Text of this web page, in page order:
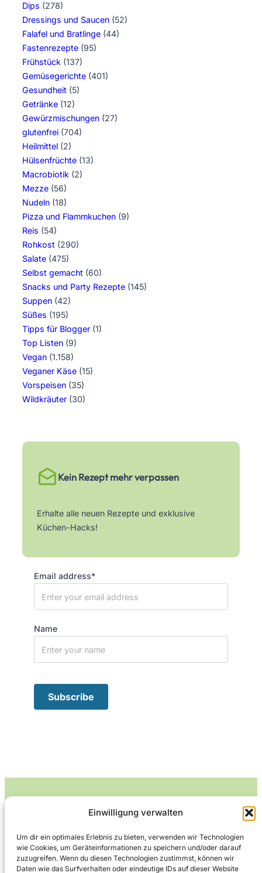
Einwilligung verwalten
Um dir ein optimales Erlebnis zu bieten, verwenden wir Technologien
wie Cookies, um Geräteinformationen zu speichern und/oder darauf
zuzugreifen. Wenn du diesen Technologien zustimmst, können wir
Daten wie das Surfverhalten oder eindeutige IDs auf dieser Website
Dips (278)
Dressings und Saucen (52)
Falafel und Bratlinge (44)
Fastenrezepte (95)
Frühstück (137)
Gemüsegerichte (401)
Gesundheit (5)
Getränke (12)
Gewürzmischungen (27)
glutenfrei (704)
Heilmittel (2)
Hülsenfrüchte (13)
Macrobiotik (2)
Mezze (56)
Nudeln (18)
Pizza und Flammkuchen (9)
Reis (54)
Rohkost (290)
Salate (475)
Selbst gemacht (60)
Snacks und Party Rezepte (145)
Suppen (42)
Süßes (195)
Tipps für Blogger (1)
Top Listen (9)
Vegan (1.158)
Veganer Käse (15)
Vorspeisen (35)
Wildkräuter (30)
Kein Rezept mehr verpassen
Erhalte alle neuen Rezepte und exklusive
Küchen-Hacks!
Email address*
Name
Leckerlife
Lecker essen – gesund leben.